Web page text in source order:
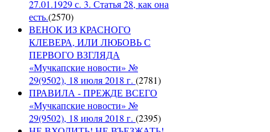
27.01.1929 с. 3. Статья 28, как она
есть.(2570)
ВЕНОК ИЗ КРАСНОГО
КЛЕВЕРА, ИЛИ ЛЮБОВЬ С
ПЕРВОГО ВЗГЛЯДА
«Мучкапские новости» №
29(9502), 18 июля 2018 г. (2781)
ПРАВИЛА - ПРЕЖДЕ ВСЕГО
«Мучкапские новости» №
29(9502), 18 июля 2018 г. (2395)